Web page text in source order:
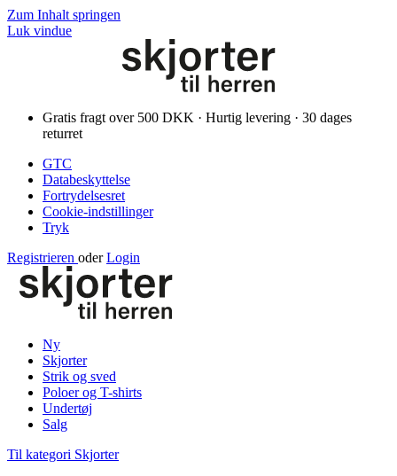
Zum Inhalt springen
Luk vindue
Gratis fragt over 500 DKK · Hurtig levering · 30 dages
returret
GTC
Databeskyttelse
Fortrydelsesret
Cookie-indstillinger
Tryk
Registrieren oder Login
Ny
Skjorter
Strik og sved
Poloer og T-shirts
Undertøj
Salg
Til kategori Skjorter